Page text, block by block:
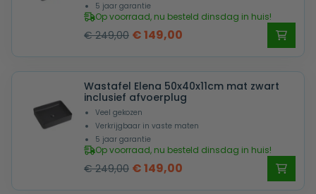
5 jaar garantie
Op voorraad, nu besteld dinsdag in huis!
€249,00 Oorspronkelijke
was:
€ 249,00.
€149,00
is:
€ 149,00.
Wastafel Elena 50x40x11cm mat zwart
inclusief afvoerplug
Veel gekozen
Verkrijgbaar in vaste maten
5 jaar garantie
Op voorraad, nu besteld dinsdag in huis!
€249,00 Oorspronkelijke
€149,00